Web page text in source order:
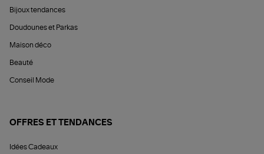
Bijoux tendances
Doudounes et Parkas
Maison déco
Beauté
Conseil Mode
OFFRES ET TENDANCES
Idées Cadeaux